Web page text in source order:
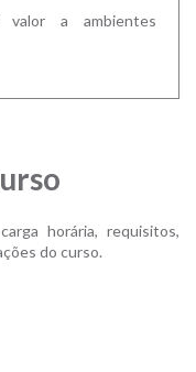
valor a ambientes
horária, requisitos,
do curso.